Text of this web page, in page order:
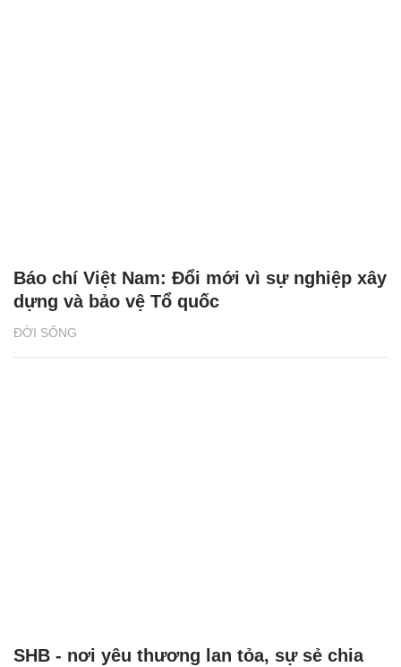
ĐỜI SỐNG
Báo chí Việt Nam: Đổi mới vì sự nghiệp xây
dựng và bảo vệ Tổ quốc
SHB - nơi yêu thương lan tỏa, sự sẻ chia